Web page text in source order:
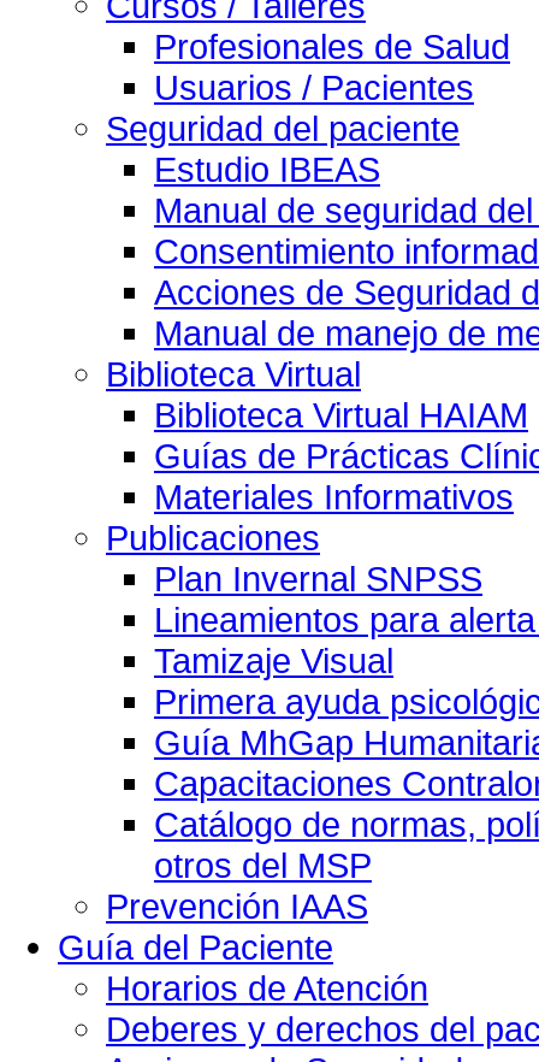
Profesionales de Salud
Usuarios / Pacientes
Seguridad del paciente
Estudio IBEAS
Manual de seguridad
Consentimiento
Acciones de Seguridad
Manual de manejo de
Biblioteca Virtual
Biblioteca Virtual HAIAM
Guías de Prácticas
Materiales Informativos
Publicaciones
Plan Invernal SNPSS
Lineamientos para
Tamizaje Visual
Primera ayuda
Guía MhGap
Capacitaciones
Catálogo de normas,
otros del MSP
Prevención IAAS
Guía del Paciente
Horarios de Atención
Deberes y derechos del